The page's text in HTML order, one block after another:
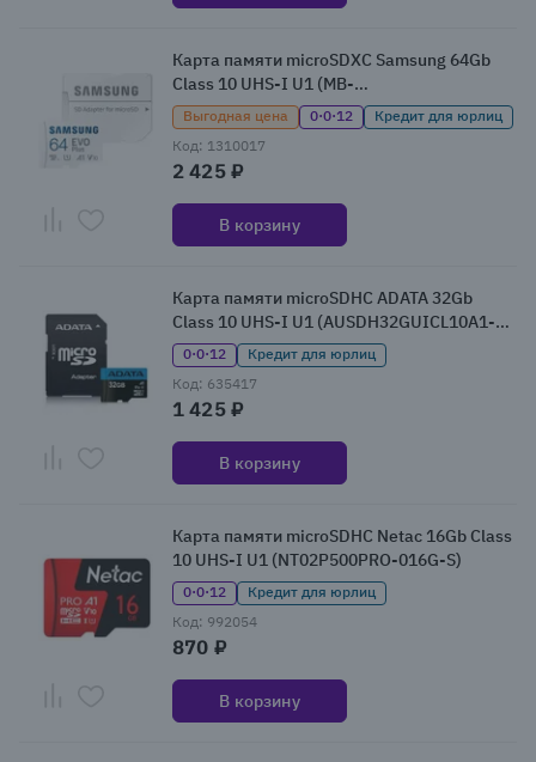
Карта памяти microSDXC Samsung 64Gb
Class 10 UHS-I U1 (MB-
MC64SA/APC/CN/EU/KR)
Выгодная цена 0·0·12
Кредит для юрлиц
Код: 1310017
2 425 ₽
В корзину
Карта памяти microSDHC ADATA 32Gb
Class 10 UHS-I U1 (AUSDH32GUICL10A1-
RA1)
0·0·12
Кредит для юрлиц
Код: 635417
1 425 ₽
В корзину
Карта памяти microSDHC Netac 16Gb Class
10 UHS-I U1 (NT02P500PRO-016G-S)
0·0·12
Кредит для юрлиц
Код: 992054
870 ₽
В корзину